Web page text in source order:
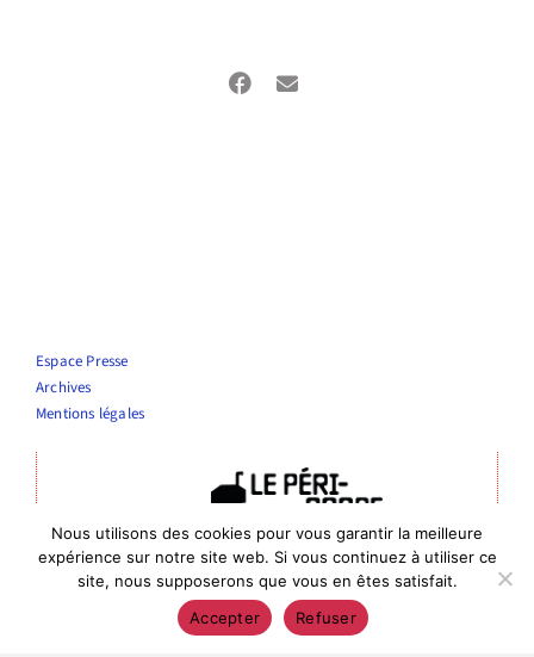
Espace Presse
Archives
Mentions légales
Théâtre Le Périscope
Entrée publics : 4 rue de la vierge, Nîmes
Entrée administrative : 6 rue de Bourgogne, 30000 Nîmes
04 66 76 10 56
Nous utilisons des cookies pour vous garantir la meilleure
expérience sur notre site web. Si vous continuez à utiliser ce
site, nous supposerons que vous en êtes satisfait.
Accepter
Refuser